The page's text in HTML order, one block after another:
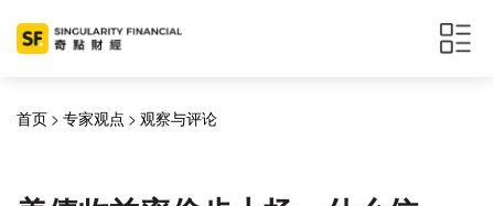
首页 > 专家观点 > 观察与评论